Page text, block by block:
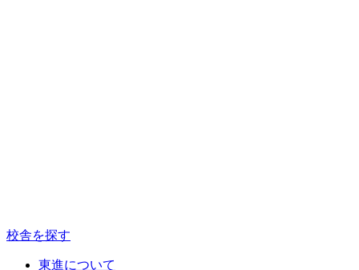
校舎を探す
東進について